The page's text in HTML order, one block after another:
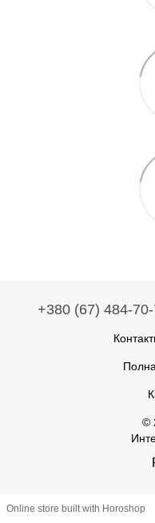
+380 (67) 484-
©
Online store built with Horoshop